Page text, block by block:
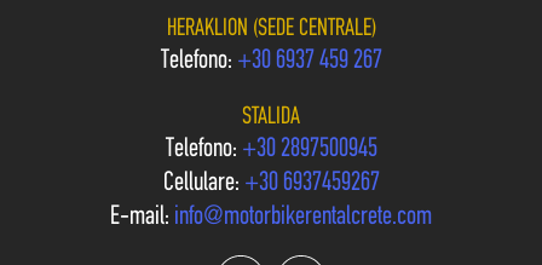
HERAKLION (SEDE CENTRALE)
Telefono: +30 6937 459 267
STALIDA
Telefono: +30 2897500945
Cellulare: +30 6937459267
E-mail: info@motorbikerentalcrete.com